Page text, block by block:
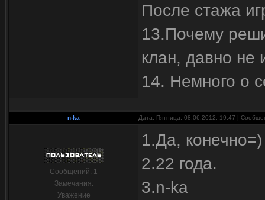
После стажа
13.Почему
клан, давно не
14. Немного о
n-ka Дата: Пятница, 08.06.2012, 19:47 |
Сообщений: 1
Замечания:
Уважение
1.Да, конечно=)
2.22 года.
3.n-ka